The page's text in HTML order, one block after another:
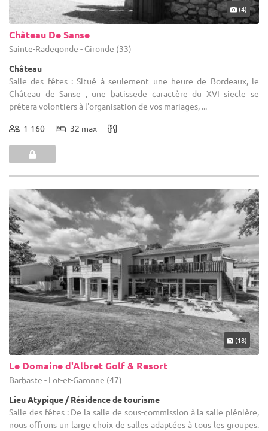
(4)
Château De Sanse
Sainte-Radegonde - Gironde (33)
Château
Salle des fêtes : Situé à seulement une heure de Bordeaux, le
Château de Sanse , une batissede caractère du XVI siecle se
prêtera volontiers à l'organisation de vos mariages, ...
1-160 32 max
(18)
Le Domaine d'Albret Golf & Resort
Barbaste - Lot-et-Garonne (47)
Lieu Atypique / Résidence de tourisme
Salle des fêtes : De la salle de sous-commission à la salle plénière,
nous offrons un large choix de salles adaptées à tous les groupes.